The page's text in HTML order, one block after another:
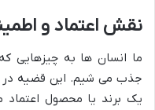
نقش اعتماد و
ما انسان ها به چیزهایی
جذب می شیم. این قضیه در
یک برند یا محصول